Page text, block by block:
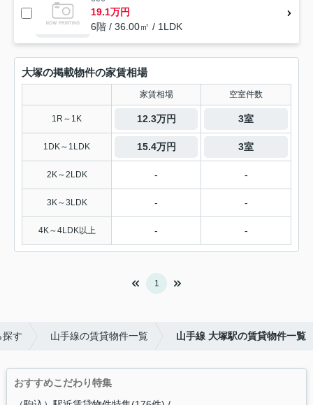
19.1万円
6階 / 36.00㎡ / 1LDK
大塚の掲載物件の家賃相場
家賃相場 空室件数
1R～1K 12.3万円 3室
1DK～1LDK 15.4万円 3室
2K～2LDK - -
3K～3LDK - -
4K～4LDK以上 - -
1
探す 山手線の賃貸物件一覧 山手線 大塚駅の賃貸物件一覧
おすすめこだわり特集